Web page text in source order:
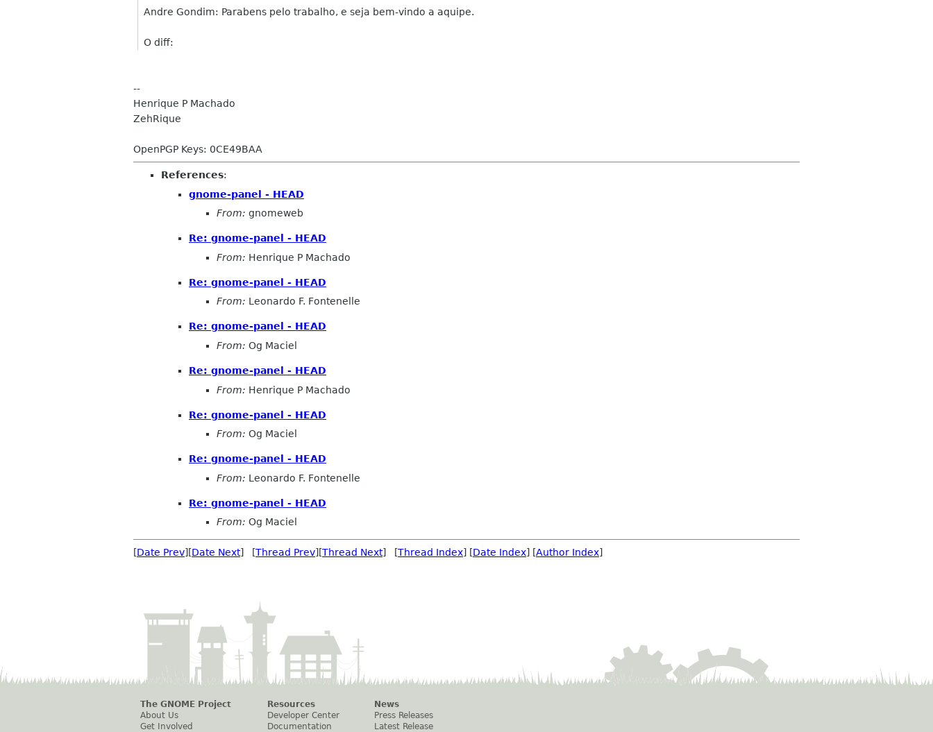
Andre Gondim: Parabens pelo trabalho, e seja bem-vindo a aquipe.
O diff:
--
Henrique P Machado
ZehRique
OpenPGP Keys: 0CE49BAA
References:
gnome-panel - HEAD
From: gnomeweb
Re: gnome-panel - HEAD
From: Henrique P Machado
Re: gnome-panel - HEAD
From: Leonardo F. Fontenelle
Re: gnome-panel - HEAD
From: Og Maciel
Re: gnome-panel - HEAD
From: Henrique P Machado
Re: gnome-panel - HEAD
From: Og Maciel
Re: gnome-panel - HEAD
From: Leonardo F. Fontenelle
Re: gnome-panel - HEAD
From: Og Maciel
[Date Prev][Date Next] [Thread Prev][Thread Next] [Thread Index] [Date Index] [Author Index]
The GNOME Project
About Us
Get Involved
Resources
Developer Center
Documentation
News
Press Releases
Latest Release